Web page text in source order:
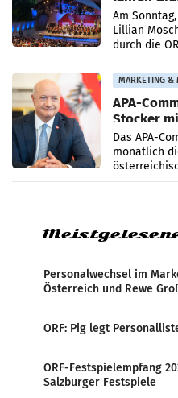
Am
Lillian
durch die
startet mit
Grafenegg
MARKETING &
APA-
Stocker
im Juli
Das APA-
monatlich
analysiert,
Personalwechsel im
Österreich und Rewe
ORF: Pig legt
ORF-Festspielempfang
Salzburger Festspiele